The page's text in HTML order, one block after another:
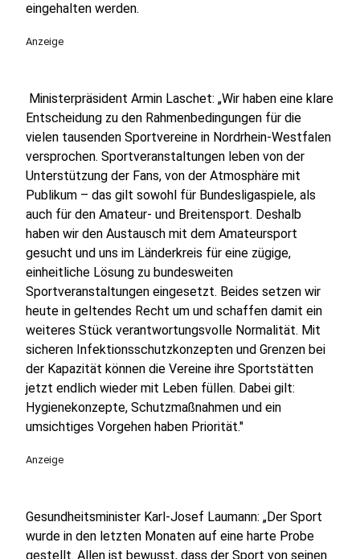
eingehalten werden.
Anzeige
Ministerpräsident Armin Laschet: „Wir haben eine klare
Entscheidung zu den Rahmenbedingungen für die
vielen tausenden Sportvereine in Nordrhein-Westfalen
versprochen. Sportveranstaltungen leben von der
Unterstützung der Fans, von der Atmosphäre mit
Publikum – das gilt sowohl für Bundesligaspiele, als
auch für den Amateur- und Breitensport. Deshalb
haben wir den Austausch mit dem Amateursport
gesucht und uns im Länderkreis für eine zügige,
einheitliche Lösung zu bundesweiten
Sportveranstaltungen eingesetzt. Beides setzen wir
heute in geltendes Recht um und schaffen damit ein
weiteres Stück verantwortungsvolle Normalität. Mit
sicheren Infektionsschutzkonzepten und Grenzen bei
der Kapazität können die Vereine ihre Sportstätten
jetzt endlich wieder mit Leben füllen. Dabei gilt:
Hygienekonzepte, Schutzmaßnahmen und ein
umsichtiges Vorgehen haben Priorität."
Anzeige
Gesundheitsminister Karl-Josef Laumann: „Der Sport
wurde in den letzten Monaten auf eine harte Probe
gestellt. Allen ist bewusst, dass der Sport von seinen